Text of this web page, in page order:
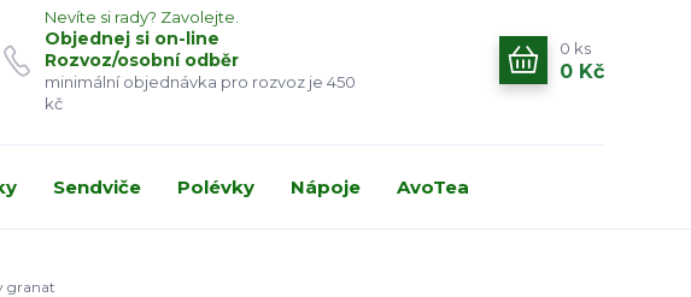
Nevíte si rady? Zavolejte.
Objednej si on-line
Rozvoz/osobní odběr
minimální objednávka pro rozvoz je 450
kč
0 ks
0 Kč
Sendviče Polévky Nápoje AvoTea
granat